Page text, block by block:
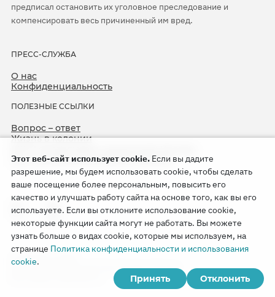
предписал остановить их уголовное преследование и
компенсировать весь причиненный им вред.
ПРЕСС-СЛУЖБА
О нас
Конфиденциальность
ПОЛЕЗНЫЕ ССЫЛКИ
Вопрос – ответ
Жизнь в колонии
75-я годовщина операции «Север»
Copyright © 2026
Watch Tower Bible and Tract Society of Korea.
Этот веб-сайт использует cookie. Если вы дадите
разрешение, мы будем использовать cookie, чтобы сделать
ваше посещение более персональным, повысить его
качество и улучшать работу сайта на основе того, как вы его
используете. Если вы отклоните использование cookie,
некоторые функции сайта могут не работать. Вы можете
узнать больше о видах cookie, которые мы используем, на
странице Политика конфиденциальности и использования
cookie.
Принять
Отклонить